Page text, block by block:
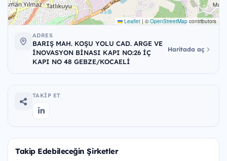
Leaflet | ©OpenStreetMap contributors
ADRES
BARIŞ MAH. KOŞU YOLU CAD. ARGE VE
İNOVASYON BİNASI KAPI NO:26 İÇ
KAPI NO 48 GEBZE/KOCAELİ
Haritada aç
TAKIP ET
Takip Edebileceğin Şirketler